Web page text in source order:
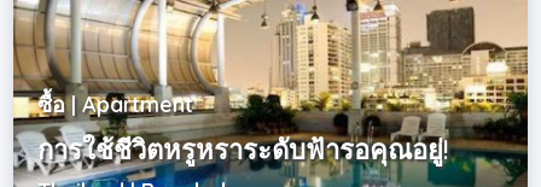
ซื้อ | Apartment
การใช้ชีวิตหรูหราระดับฟ้ารอคุณอยู่!